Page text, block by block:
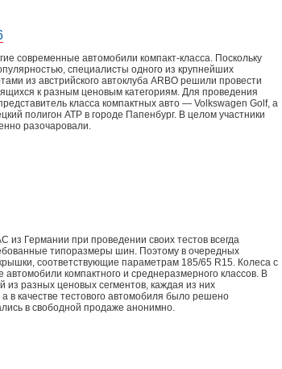
современные автомобили компакт-класса. Поскольку
специалисты одного из крупнейших
из австрийского автоклуба ARBO решили провести
к разным ценовым категориям. Для проведения
класса компактных авто — Volkswagen Golf, а
полигон АТР в городе Папенбург. В целом участники
разочаровали.
из Германии при проведении своих тестов всегда
типоразмеры шин. Поэтому в очередных
соответствующие параметрам 185/65 R15. Колеса с
компактного и среднеразмерного классов. В
разных ценовых сегментов, каждая из них
в качестве тестового автомобиля было решено
в свободной продаже анонимно.